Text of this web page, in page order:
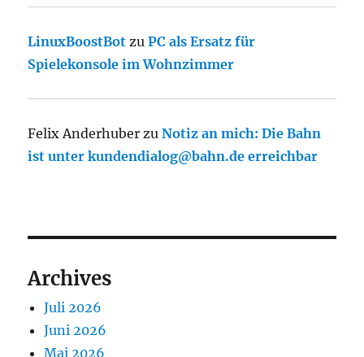
LinuxBoostBot zuPC als Ersatz für
Spielekonsole im Wohnzimmer
Felix Anderhuber zuNotiz an mich: Die Bahn
ist unter kundendialog@bahn.de erreichbar
Archives
Juli 2026
Juni 2026
Mai 2026